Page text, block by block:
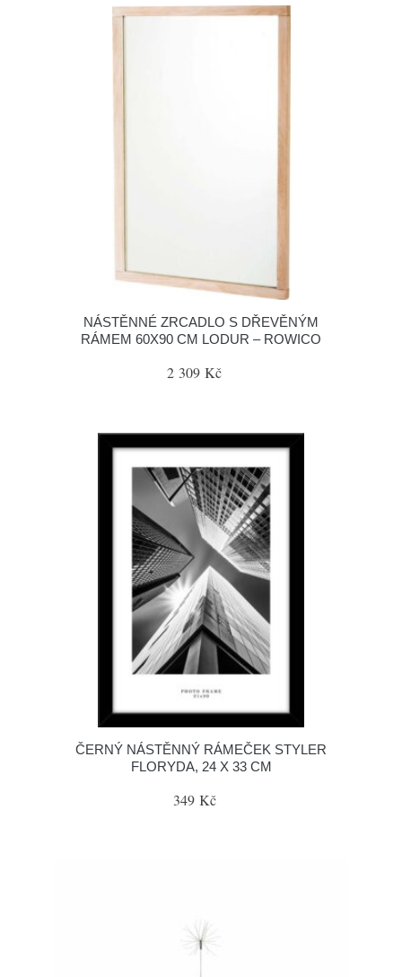
NÁSTĚNNÉ ZRCADLO S DŘEVĚNÝM
RÁMEM 60X90 CM LODUR – ROWICO
2 309 Kč
ČERNÝ NÁSTĚNNÝ RÁMEČEK STYLER
FLORYDA, 24 X 33 CM
349 Kč